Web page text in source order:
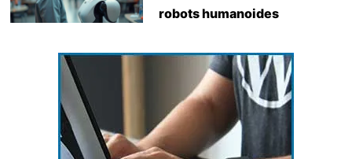
robots humanoides